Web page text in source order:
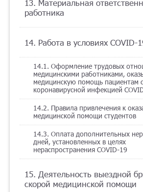
13. Материальная
работника
14. Работа в условиях COVID-
14.1. Оформление трудовых
медицинскими работниками,
медицинскую помощь пациентам
коронавирусной инфекцией
14.2. Правила привлечения к
медицинской помощи студентов
14.3. Оплата дополнительных
дней, установленных в целях
нераспространения COVID-19
15. Деятельность выездной
скорой медицинской помощи